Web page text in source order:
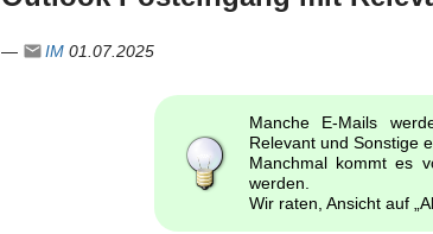
— IM 01.07.2025
Manche E-Mails
Relevant und Sonstige
Manchmal kommt es
werden.
Wir raten, Ansicht auf